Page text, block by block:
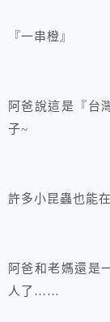
『一串橙』
阿爸說這是『台
子~
許多小昆蟲也能
阿爸和老媽還是
人了……